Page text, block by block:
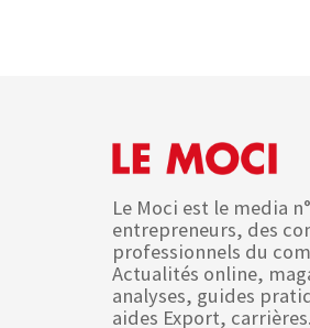
Le Moci est le media
entrepreneurs, des
professionnels du
Actualités online,
analyses, guides
aides Export,